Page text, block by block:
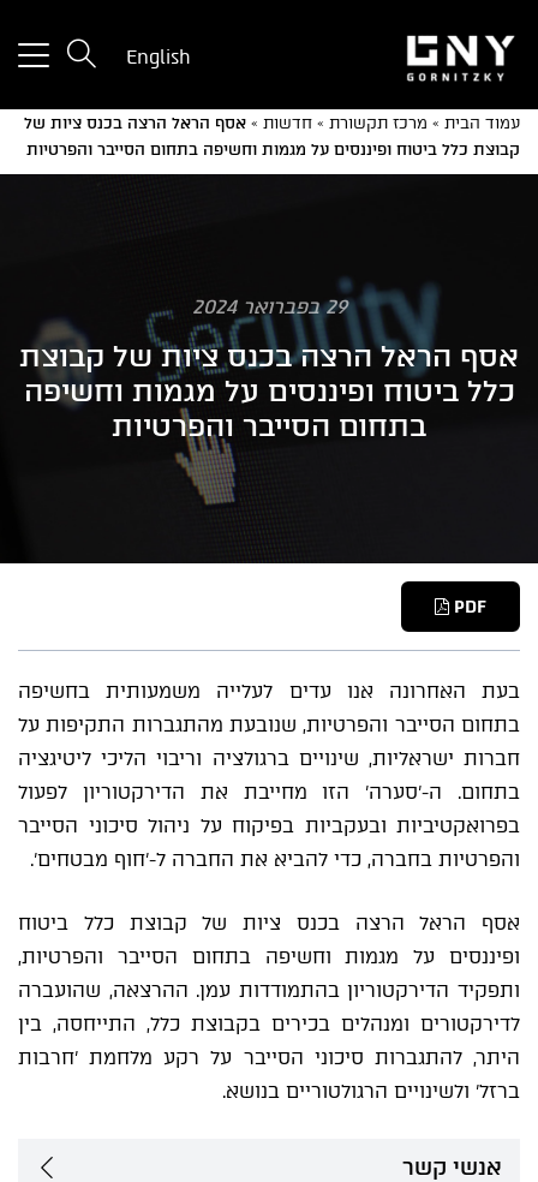
for
English
עמוד הבית » מרכז תקשורת » חדשות » אסף הראל הרצה בכנס ציות של
קבוצת כלל ביטוח ופיננסים על מגמות וחשיפה בתחום הסייבר והפרטיות
29 בפברואר 2024
אסף הראל הרצה בכנס ציות של קבוצת
כלל ביטוח ופיננסים על מגמות וחשיפה
בתחום הסייבר והפרטיות
PDF
בעת האחרונה אנו עדים לעלייה משמעותית בחשיפה
בתחום הסייבר והפרטיות, שנובעת מהתגברות התקיפות על
חברות ישראליות, שינויים ברגולציה וריבוי הליכי ליטיגציה
בתחום. ה-'סערה' הזו מחייבת את הדירקטוריון לפעול
בפרואקטיביות ובעקביות בפיקוח על ניהול סיכוני הסייבר
והפרטיות בחברה, כדי להביא את החברה ל-'חוף מבטחים'.
אסף הראל הרצה בכנס ציות של קבוצת כלל ביטוח
ופיננסים על מגמות וחשיפה בתחום הסייבר והפרטיות,
ותפקיד הדירקטוריון בהתמודדות עמן. ההרצאה, שהועברה
לדירקטורים ומנהלים בכירים בקבוצת כלל, התייחסה, בין
היתר, להתגברות סיכוני הסייבר על רקע מלחמת 'חרבות
ברזל' ולשינויים הרגולטוריים בנושא.
אנשי קשר